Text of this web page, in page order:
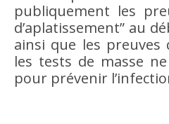
publiquement les
d’aplatissement” au
ainsi que les preuves
les tests de masse
pour prévenir